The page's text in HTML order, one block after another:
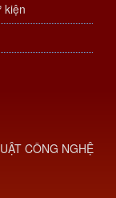
kiện
CÔNG NGHỆ